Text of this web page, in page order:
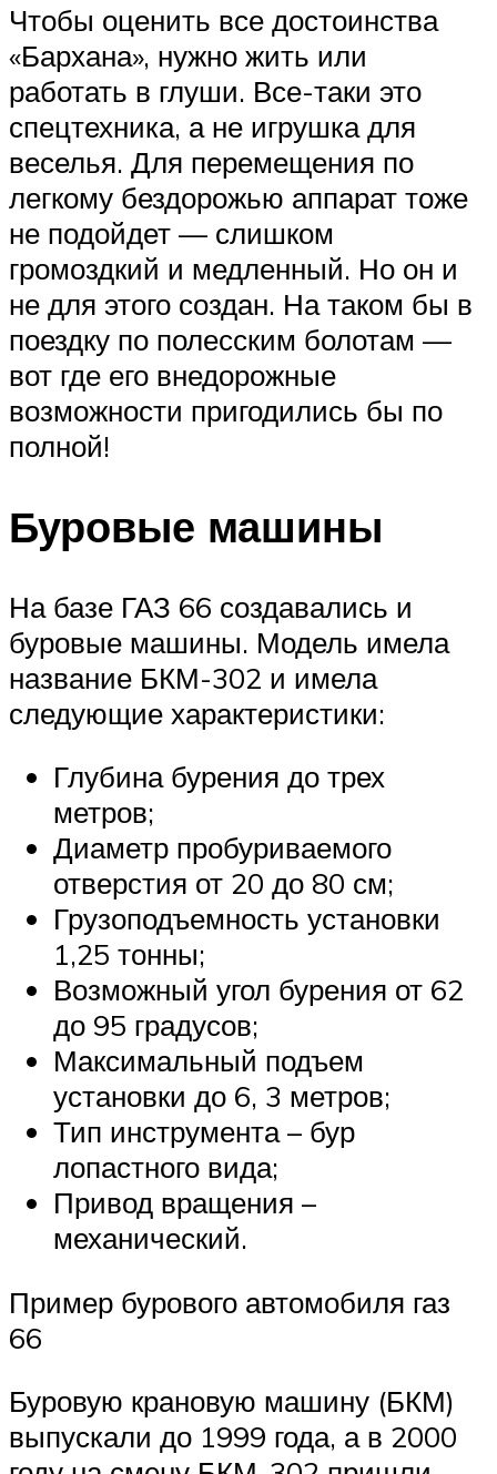
Чтобы оценить все достоинства
«Бархана», нужно жить или
работать в глуши. Все-таки это
спецтехника, а не игрушка для
веселья. Для перемещения по
легкому бездорожью аппарат тоже
не подойдет — слишком
громоздкий и медленный. Но он и
не для этого создан. На таком бы в
поездку по полесским болотам —
вот где его внедорожные
возможности пригодились бы по
полной!
Буровые машины
На базе ГАЗ 66 создавались и
буровые машины. Модель имела
название БКМ-302 и имела
следующие характеристики:
Глубина бурения до трех
метров;
Диаметр пробуриваемого
отверстия от 20 до 80 см;
Грузоподъемность установки
1,25 тонны;
Возможный угол бурения от 62
до 95 градусов;
Максимальный подъем
установки до 6, 3 метров;
Тип инструмента – бур
лопастного вида;
Привод вращения –
механический.
Пример бурового автомобиля газ
66
Буровую крановую машину (БКМ)
выпускали до 1999 года, а в 2000